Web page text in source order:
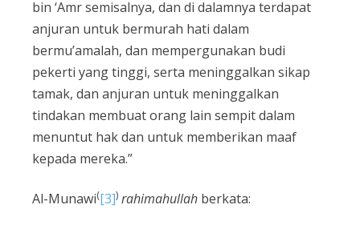
bin ‘Amr semisalnya, dan di dalamnya terdapat
anjuran untuk bermurah hati dalam
bermu’amalah, dan mempergunakan budi
pekerti yang tinggi, serta meninggalkan sikap
tamak, dan anjuran untuk meninggalkan
tindakan membuat orang lain sempit dalam
menuntut hak dan untuk memberikan maaf
kepada mereka.”
Al-Munawi([3]) rahimahullah berkata: